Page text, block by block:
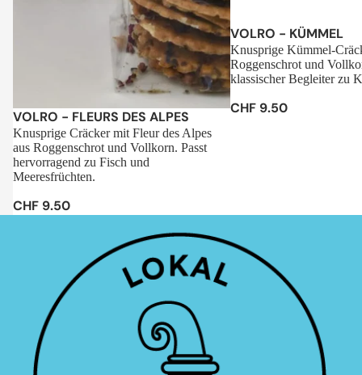
Sale
VOLRO - FLEURS DES ALPES
Knusprige Cräcker mit Fleur des Alpes
aus Roggenschrot und Vollkorn. Passt
hervorragend zu Fisch und
Meeresfrüchten.
CHF 9.50
VOLRO - KÜMMEL
Knusprige Kümmel-
Roggenschrot und
klassischer Begleiter zu
CHF 9.50